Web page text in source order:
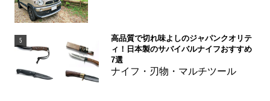
5
高品質で切れ味よしのジャパンクオリテ
ィ！日本製のサバイバルナイフおすすめ
7選
ナイフ・刃物・マルチツール